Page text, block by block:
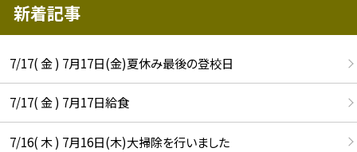
新着記事
7/17( 金 ) 7月17日(金)夏休み最後の登校日
7/17( 金 ) 7月17日給食
7/16( 木 ) 7月16日(木)大掃除を行いました